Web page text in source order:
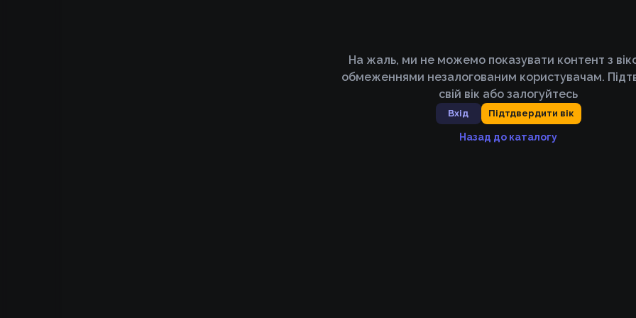
На жаль, ми не можемо показувати контент з
обмеженнями незалогованим користувачам.
свій вік або залогуйтесь
Вхід Підтдвердити вік
Назад до каталогу